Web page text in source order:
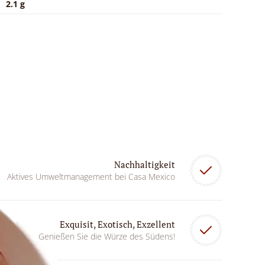
2.1 g
Nachhaltigkeit
Aktives Umweltmanagement bei Casa Mexico
Exquisit, Exotisch, Exzellent
Genießen Sie die Würze des Südens!